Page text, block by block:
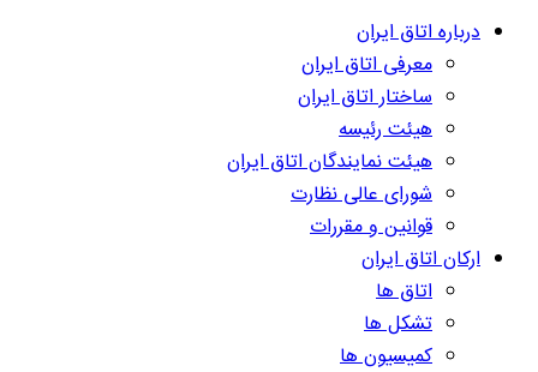
درباره اتاق ایران
معرفی اتاق ایران
ساختار اتاق ایران
هیئت رئیسه
هیئت نمایندگان اتاق ایران
شورای عالی نظارت
قوانین و مقررات
ارکان اتاق ایران
اتاق ها
تشکل ها
کمیسیون ها